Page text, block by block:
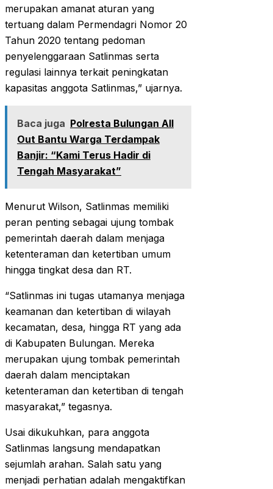
merupakan amanat aturan yang
tertuang dalam Permendagri Nomor 20
Tahun 2020 tentang pedoman
penyelenggaraan Satlinmas serta
regulasi lainnya terkait peningkatan
kapasitas anggota Satlinmas,” ujarnya.‎‎
Baca juga Polresta Bulungan All
Out Bantu Warga Terdampak
Banjir: “Kami Terus Hadir di
Tengah Masyarakat”
Menurut Wilson, Satlinmas memiliki
peran penting sebagai ujung tombak
pemerintah daerah dalam menjaga
ketenteraman dan ketertiban umum
hingga tingkat desa dan RT.‎‎
“Satlinmas ini tugas utamanya menjaga
keamanan dan ketertiban di wilayah
kecamatan, desa, hingga RT yang ada
di Kabupaten Bulungan. Mereka
merupakan ujung tombak pemerintah
daerah dalam menciptakan
ketenteraman dan ketertiban di tengah
masyarakat,” tegasnya.‎‎
Usai dikukuhkan, para anggota
Satlinmas langsung mendapatkan
sejumlah arahan. Salah satu yang
menjadi perhatian adalah mengaktifkan